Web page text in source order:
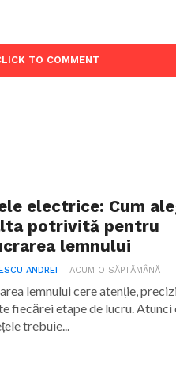
TO COMMENT
electrice: Cum
potrivită pentru
lemnului
ANDREI ACUM O SĂPTĂMÂNĂ
lemnului cere atenție,
fiecărei etape de lucru. Atunci
trebuie...